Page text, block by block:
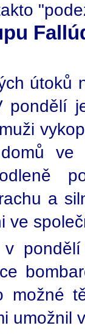
útoků
pondělí
ve
a
ve
v
možné
umožnil